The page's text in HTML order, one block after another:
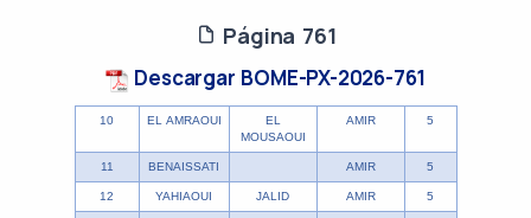
Página 761
Descargar BOME-PX-2026-761
10 EL AMRAOUI
EL
MOUSAOUI
AMIR 5
11 BENAISSATI AMIR 5
12 YAHIAOUI JALID AMIR 5